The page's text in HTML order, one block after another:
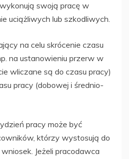
swoją pracę w
uciążliwych lub szkodliwych.
na celu skrócenie czasu
na ustanowieniu przerw w
wliczane są do czasu pracy)
pracy (dobowej i średnio-
pracy może być
którzy wystosują do
Jeżeli pracodawca